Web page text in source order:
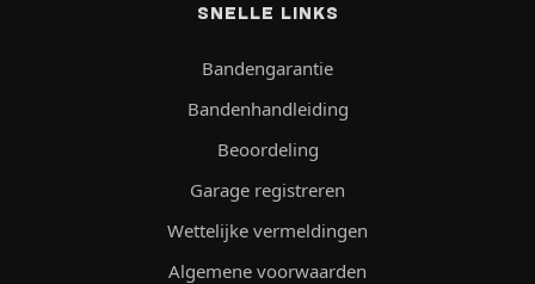
SNELLE LINKS
Bandengarantie
Bandenhandleiding
Beoordeling
Garage registreren
Wettelijke vermeldingen
Algemene voorwaarden